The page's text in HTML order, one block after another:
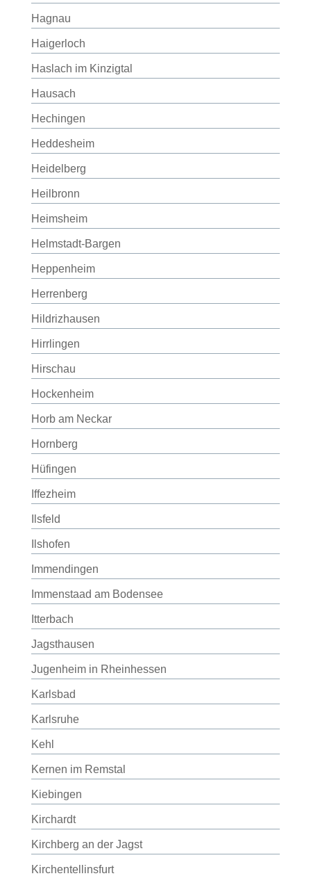
Hagnau
Haigerloch
Haslach im Kinzigtal
Hausach
Hechingen
Heddesheim
Heidelberg
Heilbronn
Heimsheim
Helmstadt-Bargen
Heppenheim
Herrenberg
Hildrizhausen
Hirrlingen
Hirschau
Hockenheim
Horb am Neckar
Hornberg
Hüfingen
Iffezheim
Ilsfeld
Ilshofen
Immendingen
Immenstaad am Bodensee
Itterbach
Jagsthausen
Jugenheim in Rheinhessen
Karlsbad
Karlsruhe
Kehl
Kernen im Remstal
Kiebingen
Kirchardt
Kirchberg an der Jagst
Kirchentellinsfurt